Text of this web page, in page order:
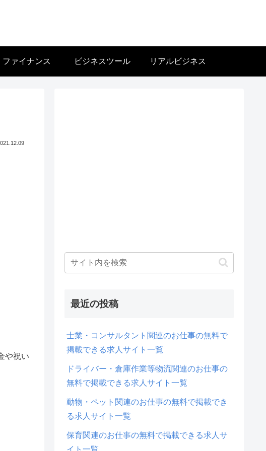
ファイナンス ビジネスツール リアルビジネス
や祝い
最近の投稿
士業・コンサルタント関連のお仕事の無料で
掲載できる求人サイト一覧
ドライバー・倉庫作業等物流関連のお仕事の
無料で掲載できる求人サイト一覧
動物・ペット関連のお仕事の無料で掲載でき
る求人サイト一覧
保育関連のお仕事の無料で掲載できる求人サ